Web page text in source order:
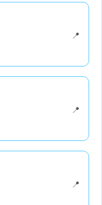
📍
📍
📍